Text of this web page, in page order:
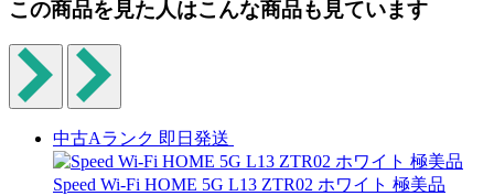
この商品を見た人はこんな商品も見ています
中古Aランク 即日発送
Speed Wi-Fi HOME 5G L13 ZTR02 ホワイト 極美品